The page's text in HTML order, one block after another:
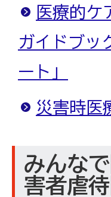
医療的ケ
ガイドブッ
ート」
災害時医
みんな
害者虐